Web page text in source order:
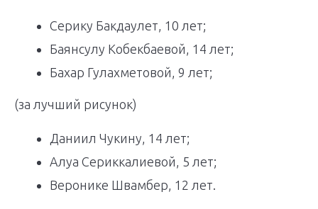
Серику Бакдаулет, 10 лет;
Баянсулу Кобекбаевой, 14 лет;
Бахар Гулахметовой, 9 лет;
(за лучший рисунок)
Даниил Чукину, 14 лет;
Алуа Сериккалиевой, 5 лет;
Веронике Швамбер, 12 лет.